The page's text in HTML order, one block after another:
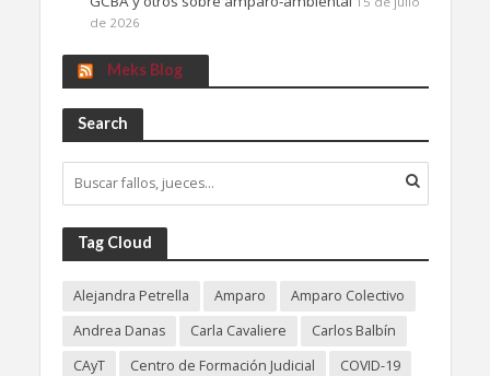
de 2026
Meks Blog
Search
Tag Cloud
Alejandra Petrella Amparo
Amparo Colectivo
Andrea Danas
Carla Cavaliere
Carlos Balbín
CAyT
Centro de Formación Judicial
COVID-19